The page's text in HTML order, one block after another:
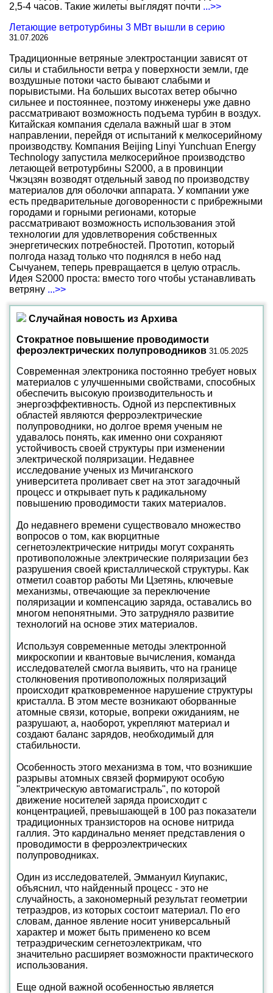
2,5-4 часов. Такие жилеты выглядят почти ...>>
Летающие ветротурбины 3 МВт вышли в серию
31.07.2026
Традиционные ветряные электростанции зависят от
силы и стабильности ветра у поверхности земли, где
воздушные потоки часто бывают слабыми и
порывистыми. На больших высотах ветер обычно
сильнее и постояннее, поэтому инженеры уже давно
рассматривают возможность подъема турбин в воздух.
Китайская компания сделала важный шаг в этом
направлении, перейдя от испытаний к мелкосерийному
производству. Компания Beijing Linyi Yunchuan Energy
Technology запустила мелкосерийное производство
летающей ветротурбины S2000, а в провинции
Чжэцзян возводят отдельный завод по производству
материалов для оболочки аппарата. У компании уже
есть предварительные договоренности с прибрежными
городами и горными регионами, которые
рассматривают возможность использования этой
технологии для удовлетворения собственных
энергетических потребностей. Прототип, который
полгода назад только что поднялся в небо над
Сычуанем, теперь превращается в целую отрасль.
Идея S2000 проста: вместо того чтобы устанавливать
ветряну ...>>
Случайная новость из Архива
Стократное повышение проводимости
фероэлектрических полупроводников 31.05.2025
Современная электроника постоянно требует новых
материалов с улучшенными свойствами, способных
обеспечить высокую производительность и
энергоэффективность. Одной из перспективных
областей являются ферроэлектрические
полупроводники, но долгое время ученым не
удавалось понять, как именно они сохраняют
устойчивость своей структуры при изменении
электрической поляризации. Недавнее
исследование ученых из Мичиганского
университета проливает свет на этот загадочный
процесс и открывает путь к радикальному
повышению проводимости таких материалов.
До недавнего времени существовало множество
вопросов о том, как вюрцитные
сегнетоэлектрические нитриды могут сохранять
противоположные электрические поляризации без
разрушения своей кристаллической структуры. Как
отметил соавтор работы Ми Цзетянь, ключевые
механизмы, отвечающие за переключение
поляризации и компенсацию заряда, оставались во
многом непонятными. Это затрудняло развитие
технологий на основе этих материалов.
Используя современные методы электронной
микроскопии и квантовые вычисления, команда
исследователей смогла выявить, что на границе
столкновения противоположных поляризаций
происходит кратковременное нарушение структуры
кристалла. В этом месте возникают оборванные
атомные связи, которые, вопреки ожиданиям, не
разрушают, а, наоборот, укрепляют материал и
создают баланс зарядов, необходимый для
стабильности.
Особенность этого механизма в том, что возникшие
разрывы атомных связей формируют особую
"электрическую автомагистраль", по которой
движение носителей заряда происходит с
концентрацией, превышающей в 100 раз показатели
традиционных транзисторов на основе нитрида
галлия. Это кардинально меняет представления о
проводимости в ферроэлектрических
полупроводниках.
Один из исследователей, Эммануил Киупакис,
объяснил, что найденный процесс - это не
случайность, а закономерный результат геометрии
тетраэдров, из которых состоит материал. По его
словам, данное явление носит универсальный
характер и может быть применено ко всем
тетраэдрическим сегнетоэлектрикам, что
значительно расширяет возможности практического
использования.
Еще одной важной особенностью является